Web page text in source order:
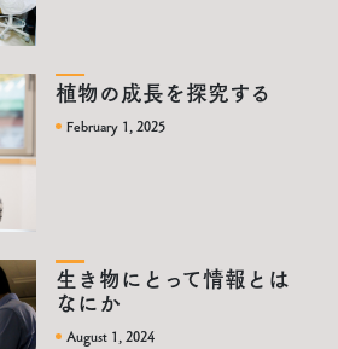
植物の成長を探究する
February 1, 2025
生き物にとって情報とは
なにか
August 1, 2024